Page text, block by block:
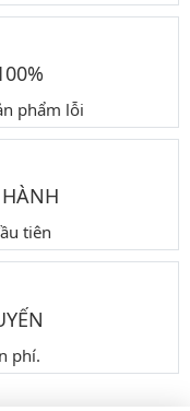
phẩm lỗi
tiên
phí.